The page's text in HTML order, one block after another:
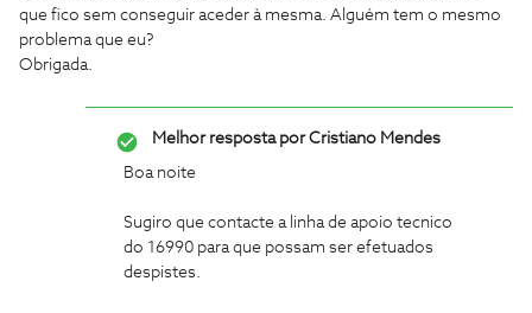
que fico sem conseguir aceder à mesma. Alguém tem o mesmo
problema que eu?
Obrigada.
Melhor resposta porCristiano Mendes
Boa noite
Sugiro que contacte a linha de apoio tecnico
do 16990 para que possam ser efetuados
despistes.